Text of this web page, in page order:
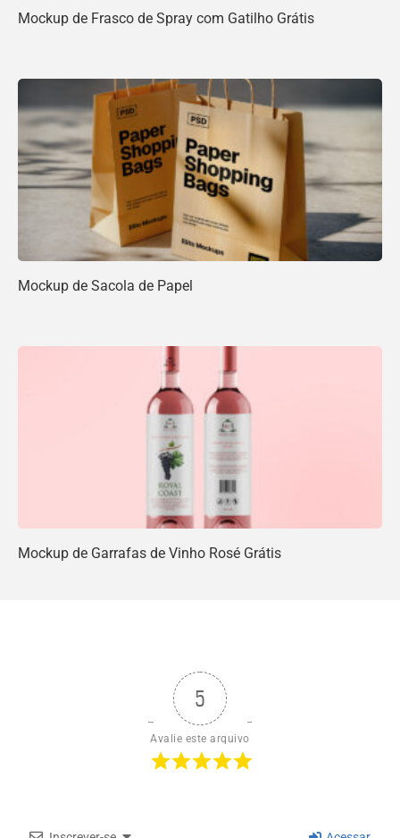
Mockup de Frasco de Spray com Gatilho Grátis
Mockup de Sacola de Papel
Mockup de Garrafas de Vinho Rosé Grátis
5
Avalie este arquivo